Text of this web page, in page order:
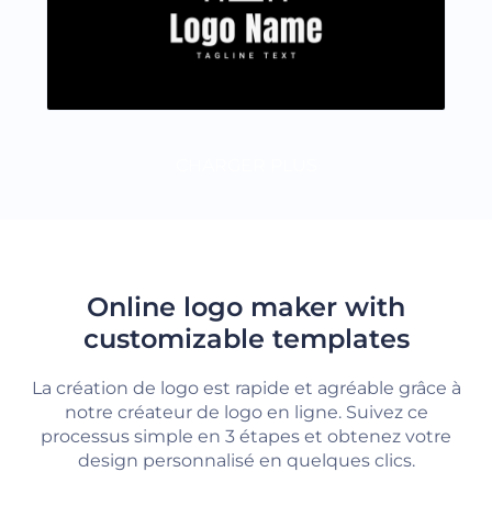
Online logo maker with
customizable templates
La création de logo est rapide et agréable grâce à
notre créateur de logo en ligne. Suivez ce
processus simple en 3 étapes et obtenez votre
design personnalisé en quelques clics.